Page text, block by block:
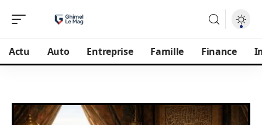
Actu Auto Entreprise Famille Finance